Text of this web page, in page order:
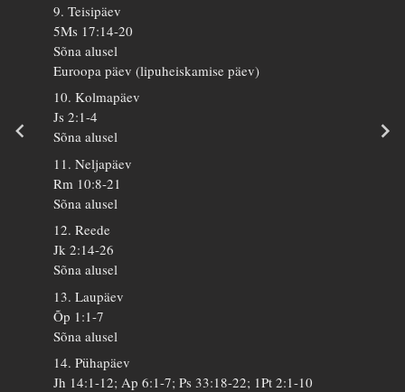
9. Teisipäev
5Ms 17:14-20
Sõna alusel
Euroopa päev (lipuheiskamise päev)
10. Kolmapäev
Js 2:1-4
Sõna alusel
11. Neljapäev
Rm 10:8-21
Sõna alusel
12. Reede
Jk 2:14-26
Sõna alusel
13. Laupäev
Õp 1:1-7
Sõna alusel
14. Pühapäev
Jh 14:1-12; Ap 6:1-7; Ps 33:18-22; 1Pt 2:1-10